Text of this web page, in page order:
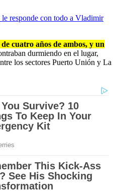
le responde con todo a Vladimir
cuatro años de ambos, y un
durmiendo en el lugar,
los sectores Puerto Unión y La